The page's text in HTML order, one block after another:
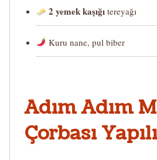
2 yemek kaşığı tereyağı
Kuru nane, pul biber
Adım Adım
Çorbası